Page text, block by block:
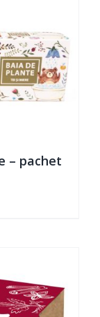
– pachet